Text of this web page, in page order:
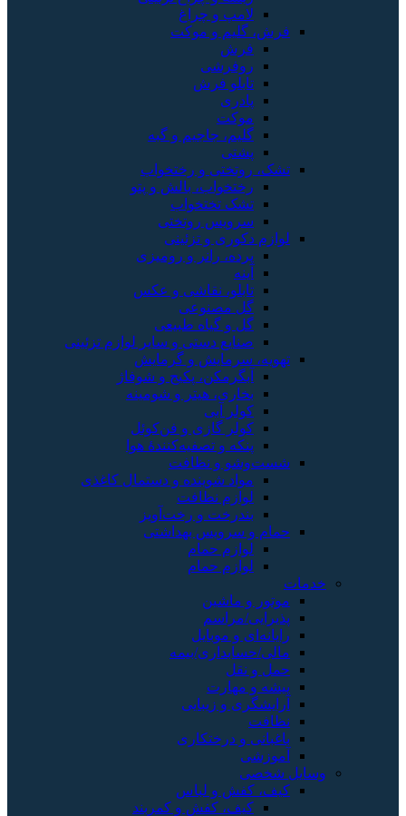
لامپ و چراغ
فرش، گلیم و موکت
فرش
روفرشی
تابلو فرش
پادری
موکت
گلیم، جاجیم و گبه
پشتی
تشک، روتختی و رختخواب
رختخواب، بالش و پتو
تشک تختخواب
سرویس روتختی
لوازم دکوری و تزئینی
پرده، رانر و رومیزی
آینه
تابلو، نقاشی و عکس
گل مصنوعی
گل و گیاه طبیعی
صنایع دستی و سایر لوازم تزئینی
تهویه، سرمایش و گرمایش
آبگرمکن، پکیج و شوفاژ
بخاری، هیتر و شومینه
کولر آبی
کولر گازی و فن‌کوئل
پنکه و تصفیه‌کنندهٔ هوا
شست‌وشو و نظافت
مواد شوینده و دستمال کاغذی
لوازم نظافت
بندرخت و رخت‌آویز
حمام و سرویس بهداشتی
لوازم حمام
لوازم حمام
خدمات
موتور و ماشین
پذیرایی/مراسم
رایانه‌ای و موبایل
مالی/حسابداری/بیمه
حمل و نقل
پیشه و مهارت
آرایشگری و زیبایی
نظافت
باغبانی و درختکاری
آموزشی
وسایل شخصی
کیف، کفش و لباس
کیف، کفش و کمربند